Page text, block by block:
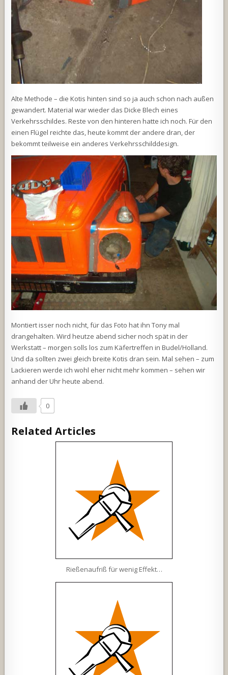
Alte Methode – die Kotis hinten sind so ja auch schon nach außen
gewandert. Material war wieder das Dicke Blech eines
Verkehrsschildes. Reste von den hinteren hatte ich noch. Für den
einen Flügel reichte das, heute kommt der andere dran, der
bekommt teilweise ein anderes Verkehrsschilddesign.
Montiert isser noch nicht, für das Foto hat ihn Tony mal
drangehalten. Wird heutze abend sicher noch spät in der
Werkstatt – morgen solls los zum Käfertreffen in Budel/Holland.
Und da sollten zwei gleich breite Kotis dran sein. Mal sehen – zum
Lackieren werde ich wohl eher nicht mehr kommen – sehen wir
anhand der Uhr heute abend.
0
Related Articles
Rießenaufriß für wenig Effekt…